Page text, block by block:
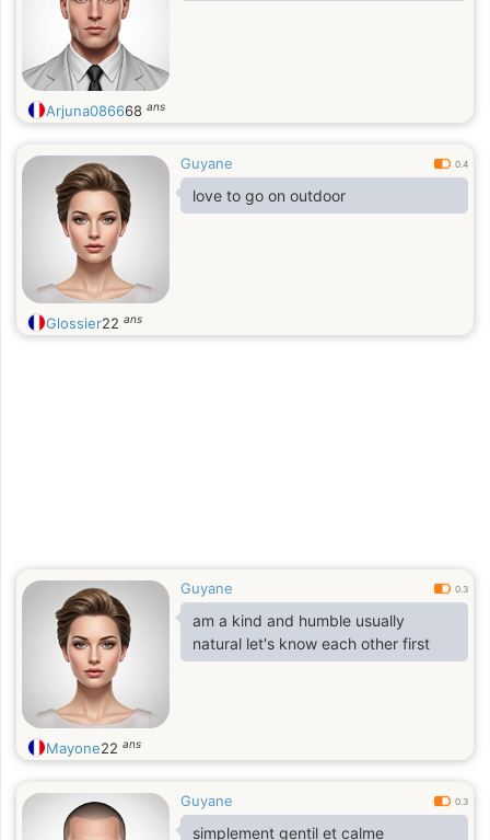
Arjuna086668 ans
Guyane 0.4
love to go on outdoor
Glossier22 ans
Guyane 0.3
am a kind and humble usually
natural let's know each other first
Mayone22 ans
Guyane 0.3
simplement gentil et calme